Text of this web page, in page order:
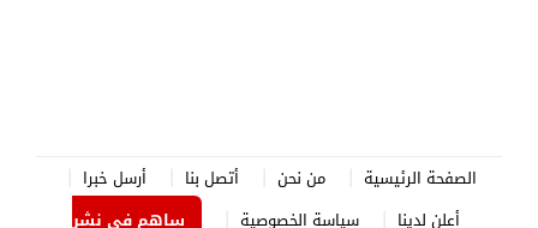
الصفحة الرئيسية من نحن أتصل بنا
أرسل خبرا
أعلن لدينا
سياسة الخصوصية ساهم في نشر